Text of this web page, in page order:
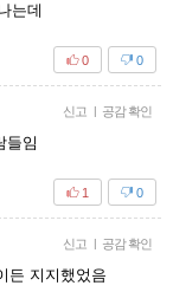
는데
0
0
신고 | 공감 확인
들임
0
1
신고 | 공감 확인
든 지지했었음